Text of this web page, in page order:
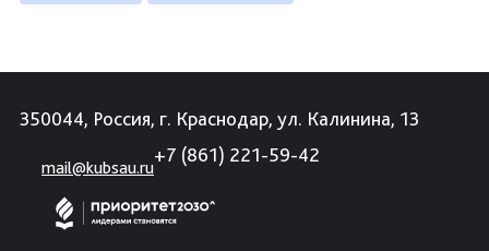
350044, Россия, г. Краснодар, ул. Калинина, 13
mail@kubsau.ru
+7 (861) 221-59-42